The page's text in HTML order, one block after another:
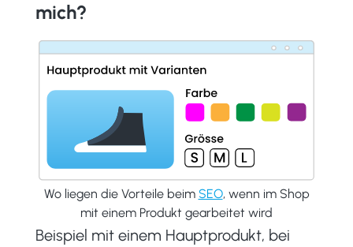
mich?
Wo liegen die Vorteile beim SEO, wenn im Shop
mit einem Produkt gearbeitet wird
Beispiel mit einem Hauptprodukt, bei